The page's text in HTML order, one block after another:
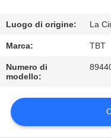
CONTATTICI
CASI
Luogo di origine: La
Marca: TBT
Numero di
modello: